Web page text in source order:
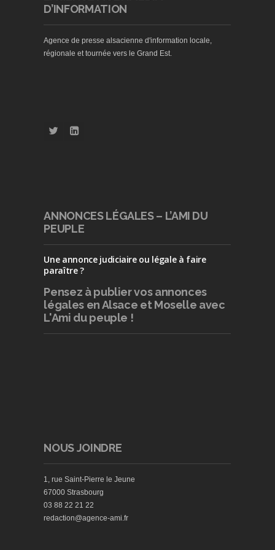
D’INFORMATION
Agence de presse alsacienne d'information locale,
régionale et tournée vers le Grand Est.
ANNONCES LÉGALES – L’AMI DU
PEUPLE
Une annonce judiciaire ou légale à faire
paraître ?
Pensez à publiervos annonces
légales en Alsace et Moselle avec
L'Ami du peuple !
NOUS JOINDRE
1, rue Saint-Pierre le Jeune
67000 Strasbourg
03 88 22 21 22
redaction@agence-ami.fr